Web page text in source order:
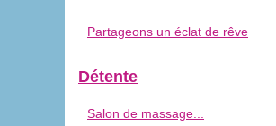
Partageons un éclat de rêve
Détente
Salon de massage...